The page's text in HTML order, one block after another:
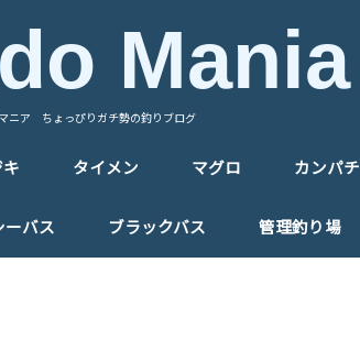
Mania
マニア ちょっぴりガチ勢の釣りブログ
キ タイメン マグロ カンパチ
ーバス ブラックバス 管理釣り場